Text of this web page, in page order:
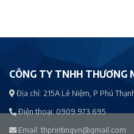
CÔNG TY TNHH THƯƠNG
Địa chỉ: 215A Lê Niệm, P Phú
Điện thoại:0909.973.695
Email:thprintingvn@gmail.com